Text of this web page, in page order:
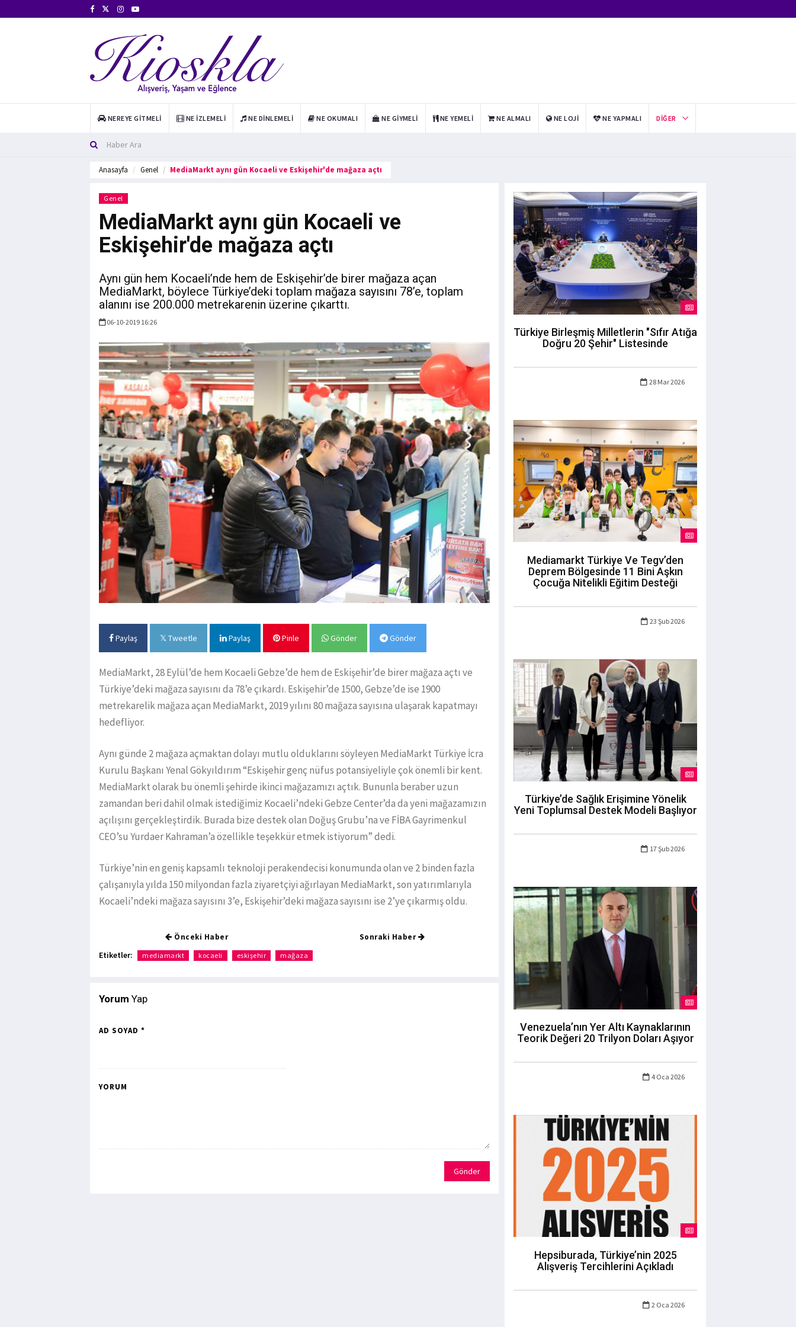
NEREYE GITMELI NE İZLEMELI NE DINLEMELI NE OKUMALI NE GIYMELI NE YEMELI NE ALMALI NE LOJI NE YAPMALI DIĞER
Anasayfa Genel MediaMarkt aynı gün Kocaeli ve Eskişehir'de mağaza açtı
Genel
MediaMarkt aynı gün Kocaeli ve
Eskişehir'de mağaza açtı
Aynı gün hem Kocaeli’nde hem de Eskişehir’de birer mağaza açan
MediaMarkt, böylece Türkiye’deki toplam mağaza sayısını 78’e, toplam
alanını ise 200.000 metrekarenin üzerine çıkarttı.
06-10-2019 16:26
Paylaş Tweetle Paylaş Pinle Gönder Gönder
MediaMarkt, 28 Eylül’de hem Kocaeli Gebze’de hem de Eskişehir’de birer mağaza açtı ve
Türkiye’deki mağaza sayısını da 78’e çıkardı. Eskişehir’de 1500, Gebze’de ise 1900
metrekarelik mağaza açan MediaMarkt, 2019 yılını 80 mağaza sayısına ulaşarak kapatmayı
hedefliyor.
Aynı günde 2 mağaza açmaktan dolayı mutlu olduklarını söyleyen MediaMarkt Türkiye İcra
Kurulu Başkanı Yenal Gökyıldırım “Eskişehir genç nüfus potansiyeliyle çok önemli bir kent.
MediaMarkt olarak bu önemli şehirde ikinci mağazamızı açtık. Bununla beraber uzun
zamandan beri dahil olmak istediğimiz Kocaeli’ndeki Gebze Center’da da yeni mağazamızın
açılışını gerçekleştirdik. Burada bize destek olan Doğuş Grubu’na ve FİBA Gayrimenkul
CEO’su Yurdaer Kahraman’a özellikle teşekkür etmek istiyorum” dedi.
Türkiye’nin en geniş kapsamlı teknoloji perakendecisi konumunda olan ve 2 binden fazla
çalışanıyla yılda 150 milyondan fazla ziyaretçiyi ağırlayan MediaMarkt, son yatırımlarıyla
Kocaeli’ndeki mağaza sayısını 3’e, Eskişehir’deki mağaza sayısını ise 2’ye çıkarmış oldu.
Önceki Haber Sonraki Haber
Etiketler: mediamarkt kocaeli eskişehir mağaza
Yorum Yap
AD SOYAD *
YORUM
Gönder
Türkiye Birleşmiş Milletlerin "Sıfır Atığa
Doğru 20 Şehir" Listesinde
28 Mar 2026
Mediamarkt Türkiye Ve Tegv’den
Deprem Bölgesinde 11 Bini Aşkın
Çocuğa Nitelikli Eğitim Desteği
23 Şub 2026
Türkiye’de Sağlık Erişimine Yönelik
Yeni Toplumsal Destek Modeli Başlıyor
17 Şub 2026
Venezuela’nın Yer Altı Kaynaklarının
Teorik Değeri 20 Trilyon Doları Aşıyor
4 Oca 2026
Hepsiburada, Türkiye’nin 2025
Alışveriş Tercihlerini Açıkladı
2 Oca 2026